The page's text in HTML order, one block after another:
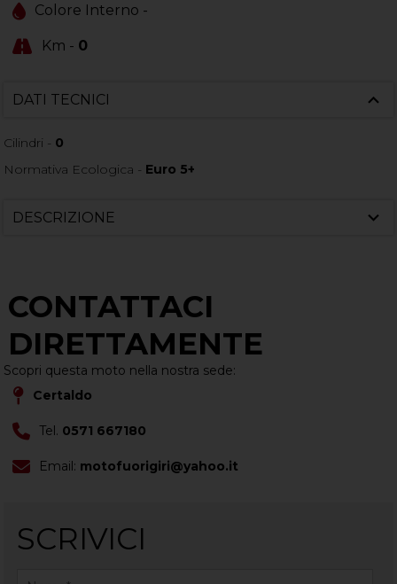
Colore Interno -
Km - 0
DATI TECNICI
Cilindri - 0
Normativa Ecologica - Euro 5+
DESCRIZIONE
CONTATTACI
DIRETTAMENTE
Scopri questa moto nella nostra sede:
Certaldo
Tel. 0571 667180
Email: motofuorigiri@yahoo.it
SCRIVICI